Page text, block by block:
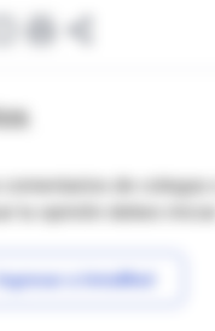
comentarios de colegas o
Ingresar a IntraMed